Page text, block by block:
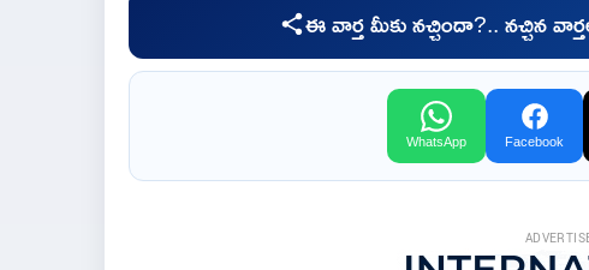
ఈ వార్త మీకు నచ్చిందా?.. నచ్చిన
WhatsApp Facebook